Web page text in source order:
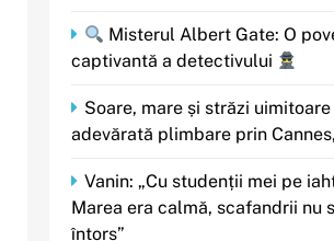
Misterul Albert Gate: O
captivantă a detectivului
Soare, mare și străzi uimitoare
adevărată plimbare prin
Vanin: „Cu studenții mei pe
Marea era calmă, scafandrii nu
întors”